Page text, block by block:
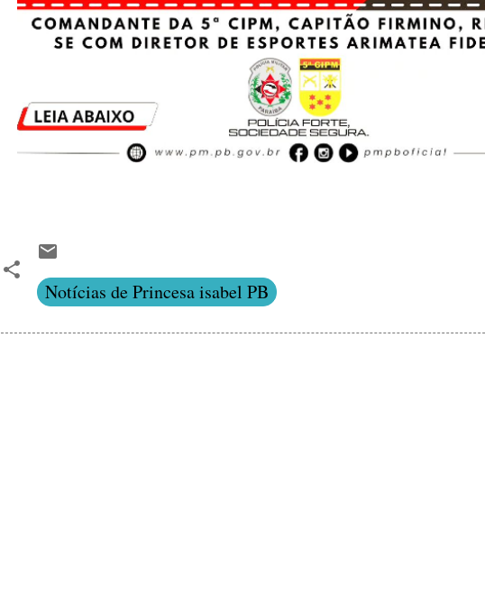
Notícias de Princesa isabel PB